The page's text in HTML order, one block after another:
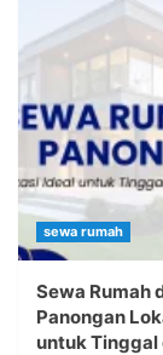
sewa rumah
Sewa Rumah
Panongan
untuk Tinggal